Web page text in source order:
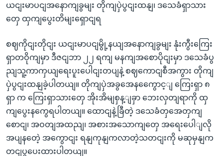
ယငျးမာပငျအနောကျခွမျး တိုကျပှဲပွငျးထနျ၊ ဒသေခံရှာသား
တှေ ထှကျပွေးတိမျးရှောငျရ
စဈကိုငျးတိုငျး ယငျးမာပငျမွို့နယျအနောကျခွမျး နုံးကွီးကြေး
ရှာတဝိုကျမှာ ဒီဇငျဘာ ၂၂ ရကျ မနကျအစောပိုငျးမှာ ဒသေခံပွ
ညျသူ့ကာကှယျရေးပူးပေါငျးတပျနဲ့ စဈကောငျစီအကွား တိုကျ
ပှဲပွငျးထနျခဲ့ပါတယျ။ တိုကျပှဲအခွအေနကွေောင့ျ ကြေးရှာ ၈
ရှာ က ကြေးရှာသားတှေ အိုးအိမျစှန့ျခှာ ဘေးလှတျရာကို ထှ
ကျပွေးနကွေရပါတယျ။ ထောငျနဲ့ခြီတဲ့ ဒသေခံတှအေတှကျ
စောငျ၊ အဝတျအထညျ၊ အစားအသောကျတှေ အရေးပေါျလို
အပျနတေဲ့ အကွောငျး ရနျကုနျကလာတဲ့သတငျးကို မဆုမှနျက
တငျပွပေးထားပါတယျ။